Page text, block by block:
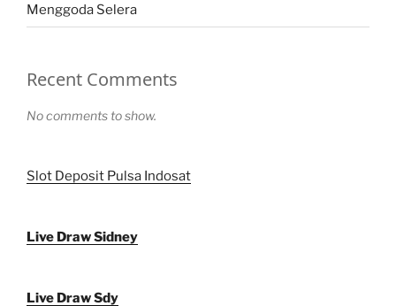
Menggoda Selera
Recent Comments
No comments to show.
Slot Deposit Pulsa Indosat
Live Draw Sidney
Live Draw Sdy